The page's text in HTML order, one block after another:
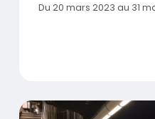
Date
Du 20 mars 2023 au 31
Métro RTM 2023 - Qualité